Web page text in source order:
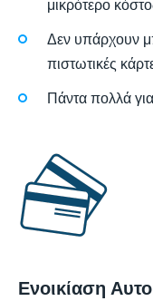
μικρότερο
Δεν υπάρχουν
πιστωτικές
Πάντα πολλά για
Ενοικίαση